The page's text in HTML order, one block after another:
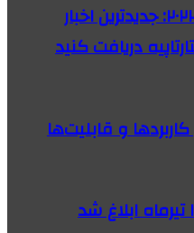
ترندهای داغ استارتاپی ۲۰۲۴: جدیدترین اخبار
دریافت کنید